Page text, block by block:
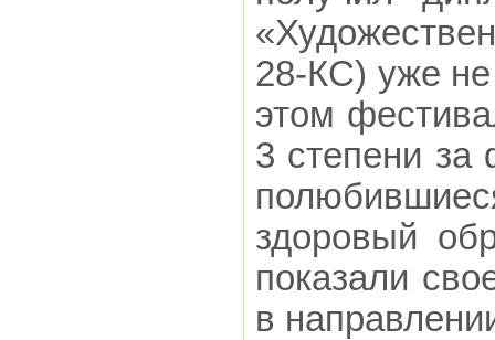
28-КС) уже
этом
3 степени
здоровый
показали
в